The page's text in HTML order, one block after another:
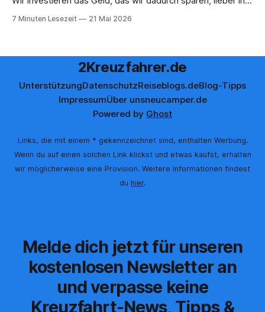
Cocktail an der Bar. Auch auf einer unserer letzten Reisen
7 Minuten Lesezeit 21 Mai 2026
2Kreuzfahrer.de
UnterstützungDatenschutzReiseblogs.deBlog-Tipps
ImpressumÜber unsneucamper.de
Powered by Ghost
Links, die mit einem * gekennzeichnet sind, enthalten Werbung.
Wenn du auf einen solchen Link klickst und etwas kaufst, erhalten
wir möglicherweise eine Provision. Weitere Informationen findest
du hier.
Melde dich jetzt für unseren
kostenlosen Newsletter an
und verpasse keine
Kreuzfahrt-News, Tipps &